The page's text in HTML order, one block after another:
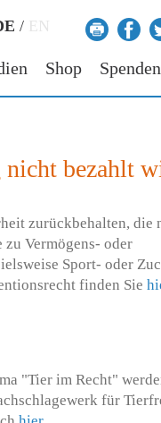
/ EN
Shop Spenden
nicht bezahlt
zurückbehalten, die
Vermögens- oder
Sport- oder
finden Sie
"Tier im Recht"
für